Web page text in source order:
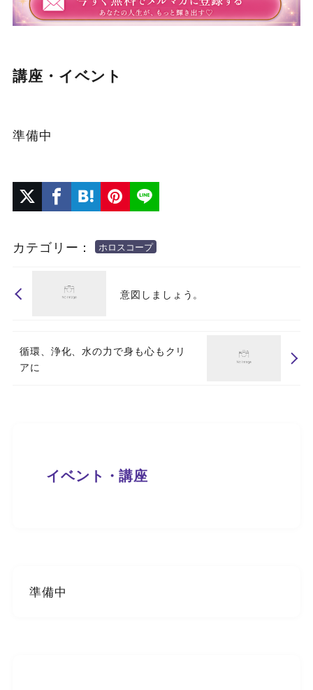
講座・イベント
準備中
カテゴリー： ホロスコープ
意図しましょう。
循環、浄化、水の力で身も心もクリ
アに
イベント・講座
準備中